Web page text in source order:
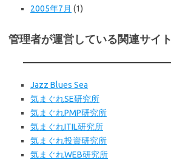
2005年7月 (1)
管理者が運営している関連サイト
Jazz Blues Sea
気まぐれSE研究所
気まぐれPMP研究所
気まぐれITIL研究所
気まぐれ投資研究所
気まぐれWEB研究所